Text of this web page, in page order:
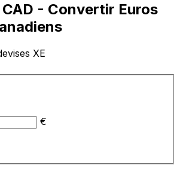
CAD - Convertir Euros
XE
€